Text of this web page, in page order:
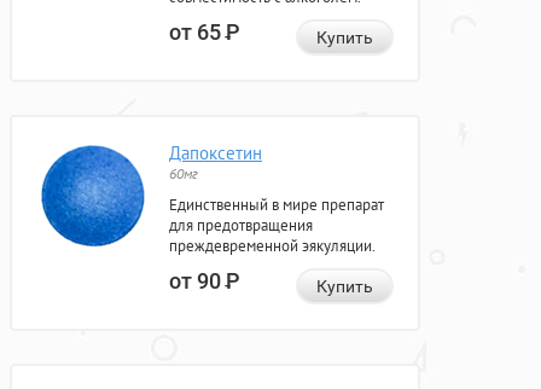
от 65Р Купить
Дапоксетин
60мг
Единственный в мире препарат
для предотвращения
преждевременной эякуляции.
от 90Р Купить